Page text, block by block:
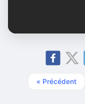
« Précédent